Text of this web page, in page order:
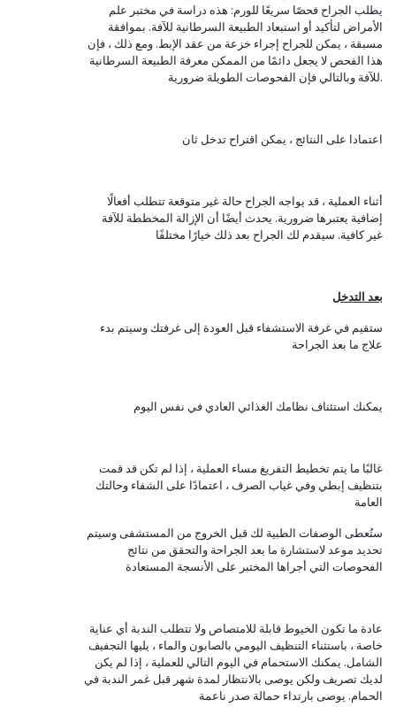
يطلب الجراح فحصًا سريعًا للورم: هذه دراسة في مختبر علم
الأمراض لتأكيد أو استبعاد الطبيعة السرطانية للآفة. بموافقة
مسبقة ، يمكن للجراح إجراء خزعة من عقد الإبط. ومع ذلك ، فإن
هذا الفحص لا يجعل دائمًا من الممكن معرفة الطبيعة السرطانية
للآفة وبالتالي فإن الفحوصات الطويلة ضرورية.
اعتمادا على النتائج ، يمكن اقتراح تدخل ثان
أثناء العملية ، قد يواجه الجراح حالة غير متوقعة تتطلب أفعالًا
إضافية يعتبرها ضرورية. يحدث أيضًا أن الإزالة المخططة للآفة
غير كافية. سيقدم لك الجراح بعد ذلك خيارًا مختلفًا
بعد التدخل
ستقيم في غرفة الاستشفاء قبل العودة إلى غرفتك وسيتم بدء
علاج ما بعد الجراحة
يمكنك استئناف نظامك الغذائي العادي في نفس اليوم
غالبًا ما يتم تخطيط التفريغ مساء العملية ، إذا لم تكن قد قمت
بتنظيف إبطي وفي غياب الصرف ، اعتمادًا على الشفاء وحالتك
العامة
ستُعطى الوصفات الطبية لك قبل الخروج من المستشفى وسيتم
تحديد موعد لاستشارة ما بعد الجراحة والتحقق من نتائج
الفحوصات التي أجراها المختبر على الأنسجة المستعادة
عادة ما تكون الخيوط قابلة للامتصاص ولا تتطلب الندبة أي عناية
خاصة ، باستثناء التنظيف اليومي بالصابون والماء ، يليها التجفيف
الشامل. يمكنك الاستحمام في اليوم التالي للعملية ، إذا لم يكن
لديك تصريف ولكن يوصى بالانتظار لمدة شهر قبل غمر الندبة في
الحمام. يوصى بارتداء حمالة صدر ناعمة